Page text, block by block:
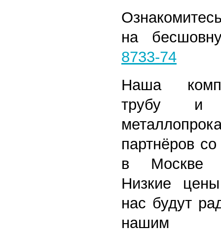
на
8733-74
Наша
трубу и
партнёров
в Москве
Низкие
нас будут
нашим